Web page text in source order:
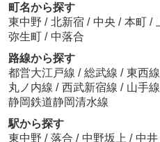
町名から探す
東中野 / 北新宿 / 中央 / 本町 /
弥生町 / 中落合
路線から探す
都営大江戸線 / 総武線 / 東西線
丸ノ内線 / 西武新宿線 / 山手線
静岡鉄道静岡清水線
駅から探す
東中野 / 落合 / 中野坂上 / 中井